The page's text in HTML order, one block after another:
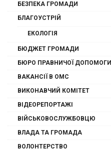
БЕЗПЕКА ГРОМАДИ
БЛАГОУСТРІЙ
ЕКОЛОГІЯ
БЮДЖЕТ ГРОМАДИ
БЮРО ПРАВНИЧОЇ ДОПОМОГИ
ВАКАНСІЇ В ОМС
ВИКОНАВЧИЙ КОМІТЕТ
ВІДЕОРЕПОРТАЖІ
ВІЙСЬКОВОСЛУЖБОВЦЮ
ВЛАДА ТА ГРОМАДА
ВОЛОНТЕРСТВО